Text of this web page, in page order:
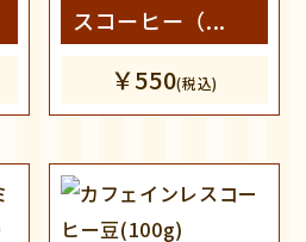
スコーヒー（...
￥550(税込)